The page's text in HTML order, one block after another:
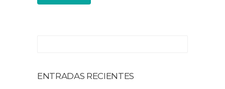
ENTRADAS RECIENTES